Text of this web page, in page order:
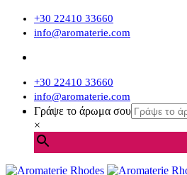
+30 22410 33660
info@aromaterie.com
+30 22410 33660
info@aromaterie.com
Γράψε το άρωμα σου
×